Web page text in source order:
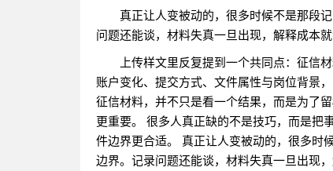
真正让人变被动的，很多时候不是那段
问题还能谈，材料失真一旦出现，解释成本就
上传样文里反复提到一个共同点：征信
账户变化、提交方式、文件属性与岗位背景
征信材料，并不只是看一个结果，而是为了
更重要。 很多人真正缺的不是技巧，而是把
件边界更合适。 真正让人变被动的，很多时
边界。记录问题还能谈，材料失真一旦出现